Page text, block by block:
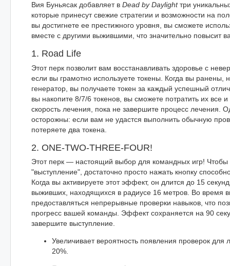
Вия Буньясак добавляет в Dead by Daylightтри
которые принесут свежие стратегии и возможности на
вы достигнете ее престижного уровня, вы сможете
вместе с другими выжившими, что значительно повысит
1. Road Life
Этот перк позволит вам восстанавливать здоровье с
если вы грамотно используете токены. Когда вы ранены,
генератор, вы получаете токен за каждый успешный
вы накопите 8/7/6 токенов, вы сможете потратить их все
скорость лечения, пока не завершите процесс лечения.
осторожны: если вам не удастся выполнить обычную
потеряете два токена.
2. ONE-TWO-THREE-FOUR!
Этот перк — настоящий выбор для командных игр! Чтобы
"выступление", достаточно просто нажать кнопку
Когда вы активируете этот эффект, он длится до 15
выживших, находящихся в радиусе 16 метров. Во время
предоставляться непрерывные проверки навыков, что
прогресс вашей команды. Эффект сохраняется на 90
завершите выступление.
Увеличивает вероятность появления проверок для
20%.